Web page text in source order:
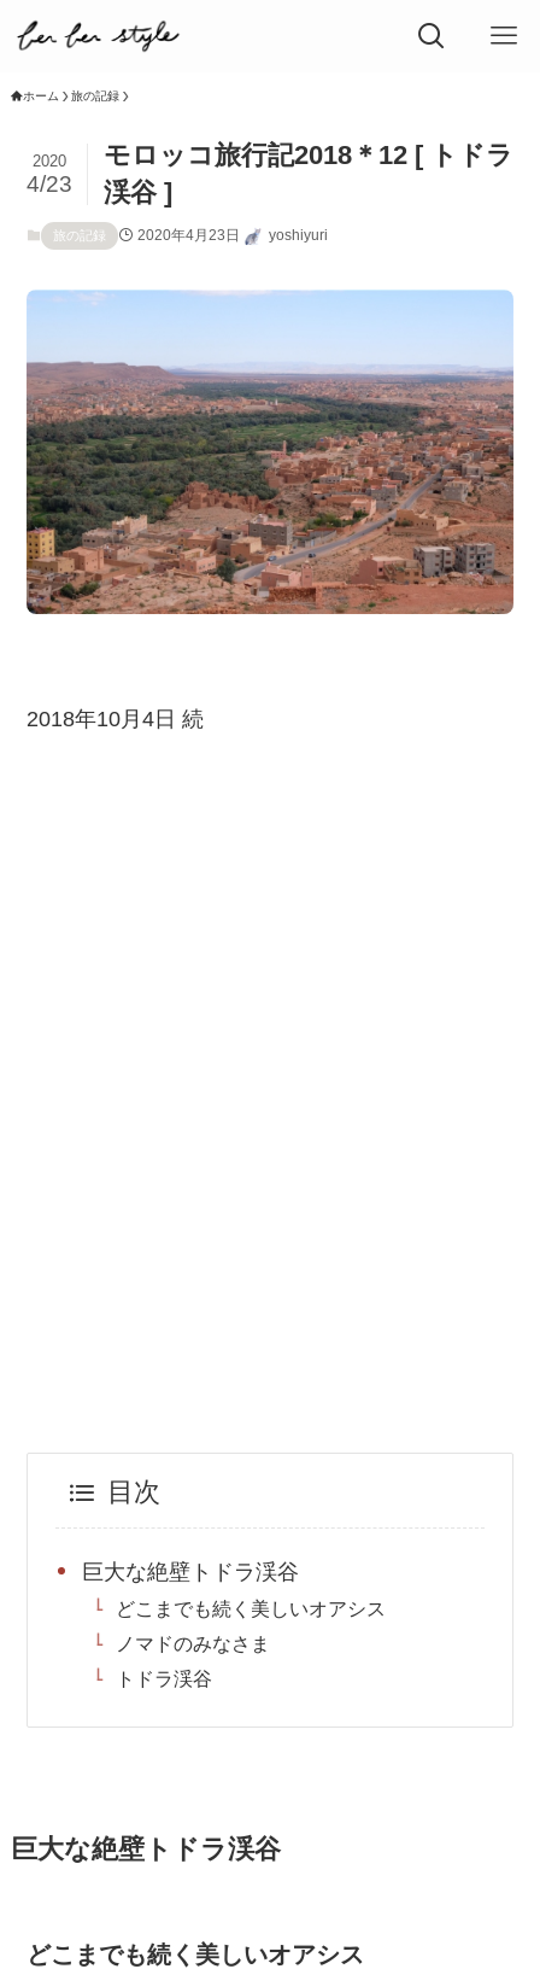
ホーム 旅の記録
モロッコ旅行記2018＊12 [ トドラ
渓谷 ]
2020
4/23
旅の記録 2020年4月23日 yoshiyuri
2018年10月4日 続
目次
巨大な絶壁トドラ渓谷
どこまでも続く美しいオアシス
ノマドのみなさま
トドラ渓谷
巨大な絶壁トドラ渓谷
どこまでも続く美しいオアシス